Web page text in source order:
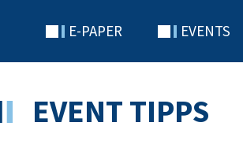
E-PAPER EVENTS
EVENT TIPPS